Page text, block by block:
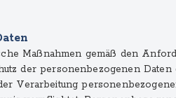
Maßnahmen gemäß den
der personenbezogenen Daten
Verarbeitung